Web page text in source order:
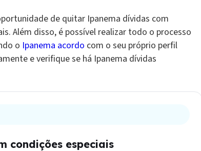
de quitar Ipanema dívidas com
Além disso, é possível realizar todo o processo
o Ipanema acordo com o seu próprio perfil
e verifique se há Ipanema dívidas
condições especiais